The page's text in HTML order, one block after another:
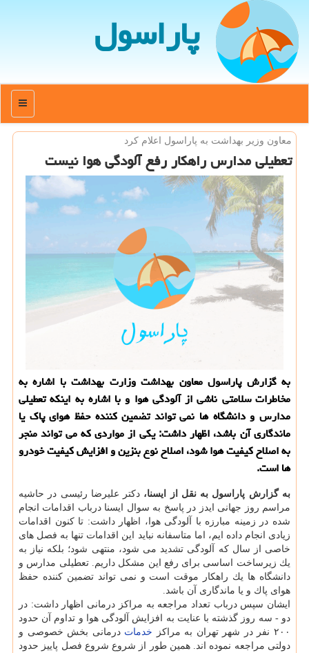
پاراسول
منو
معاون وزیر بهداشت به پاراسول اعلام كرد
تعطیلی مدارس راهكار رفع آلودگی هوا نیست
به گزارش پاراسول معاون بهداشت وزارت بهداشت با اشاره به
مخاطرات سلامتی ناشی از آلودگی هوا و با اشاره به اینكه تعطیلی
مدارس و دانشگاه ها نمی تواند تضمین كننده حفظ هوای پاك یا
ماندگاری آن باشد، اظهار داشت: یكی از مواردی كه می تواند منجر
به اصلاح كیفیت هوا شود، اصلاح نوع بنزین و افزایش كیفیت خودرو
ها است.
به گزارش پاراسول به نقل از ایسنا، دكتر علیرضا رئیسی در حاشیه
مراسم روز جهانی ایدز در پاسخ به سوال ایسنا درباب اقدامات انجام
شده در زمینه مبارزه با آلودگی هوا، اظهار داشت: تا كنون اقدامات
زیادی انجام داده ایم، اما متاسفانه نباید این اقدامات تنها به فصل های
خاصی از سال كه آلودگی تشدید می شود، منتهی شود؛ بلكه نیاز به
یك زیرساخت اساسی برای رفع این مشكل داریم. تعطیلی مدارس و
دانشگاه ها یك راهكار موقت است و نمی تواند تضمین كننده حفظ
هوای پاك و یا ماندگاری آن باشد.
ایشان سپس درباب تعداد مراجعه به مراكز درمانی اظهار داشت: در
دو - سه روز گذشته با عنایت به افزایش آلودگی هوا و تداوم آن حدود
۲۰۰ نفر در شهر تهران به مراكز
خدمات درمانی بخش خصوصی و
دولتی مراجعه نموده اند. همین طور از شروع شروع فصل پاییز حدود